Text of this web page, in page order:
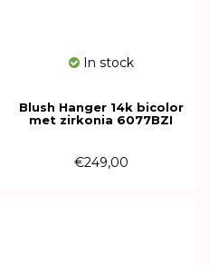
In stock
Blush Hanger 14k bicolor
met zirkonia 6077BZI
€249,00